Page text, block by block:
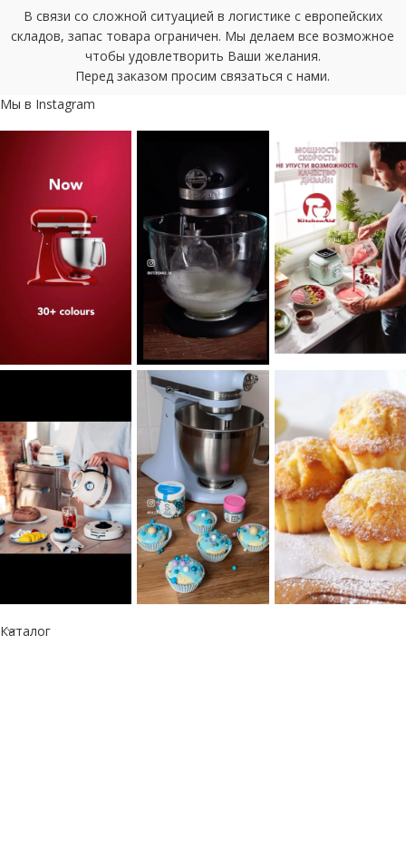
В связи со сложной ситуацией в логистике с европейских
складов, запас товара ограничен. Мы делаем все возможное
чтобы удовлетворить Ваши желания.
Перед заказом просим связаться с нами.
Мы в Instagram
Каталог